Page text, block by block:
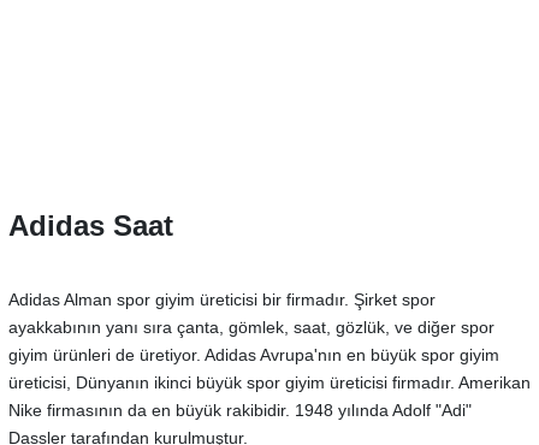
Adidas Saat
Adidas Alman spor giyim üreticisi bir firmadır. Şirket spor
ayakkabının yanı sıra çanta, gömlek, saat, gözlük, ve diğer spor
giyim ürünleri de üretiyor. Adidas Avrupa'nın en büyük spor giyim
üreticisi, Dünyanın ikinci büyük spor giyim üreticisi firmadır. Amerikan
Nike firmasının da en büyük rakibidir. 1948 yılında Adolf "Adi"
Dassler tarafından kurulmuştur.